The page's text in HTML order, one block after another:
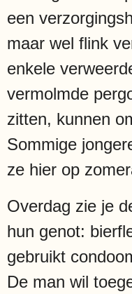
een
maar wel flink
enkele
vermolmde
zitten, kunnen
Sommige
ze hier op
Overdag zie je
hun genot:
gebruikt
De man wil